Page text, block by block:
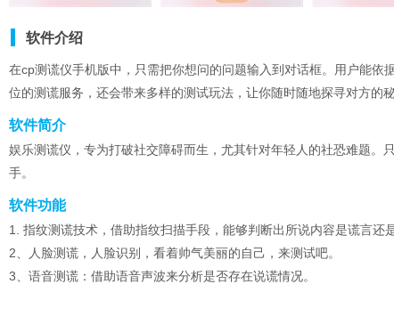
软件介绍
在cp测谎仪手机版中，只需把你想问的问题输入到对话框。用户能
位的测谎服务，还会带来多样的测试玩法，让你随时随地探寻对方的秘
软件简介
娱乐测谎仪，专为打破社交障碍而生，尤其针对年轻人的社恐难题。
手。
软件功能
1. 指纹测谎技术，借助指纹扫描手段，能够判断出所说内容是谎言还是
2、人脸测谎，人脸识别，看着帅气美丽的自己，来测试吧。
3、语音测谎：借助语音声波来分析是否存在说谎情况。